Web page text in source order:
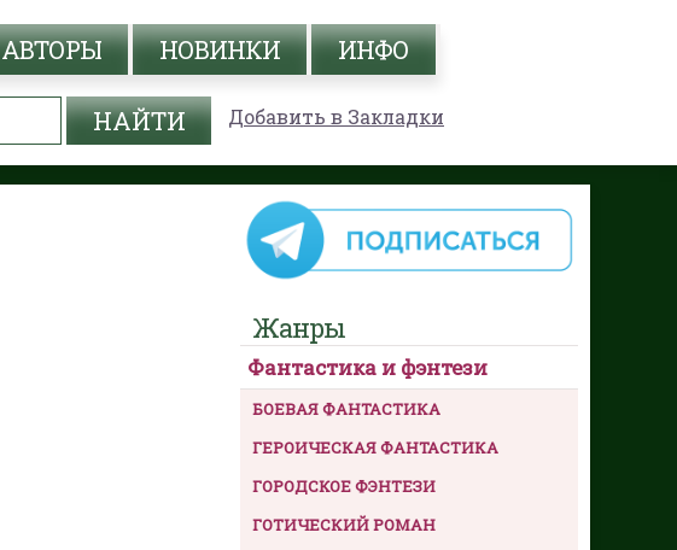
АВТОРЫ НОВИНКИ ИНФО
Добавить в Закладки
Жанры
Фантастика и фэнтези
БОЕВАЯ ФАНТАСТИКА
ГЕРОИЧЕСКАЯ ФАНТАСТИКА
ГОРОДСКОЕ ФЭНТЕЗИ
ГОТИЧЕСКИЙ РОМАН